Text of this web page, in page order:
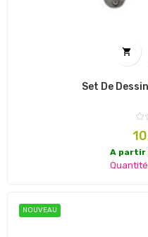

Set De
Prix
A partir
NOUVEAU